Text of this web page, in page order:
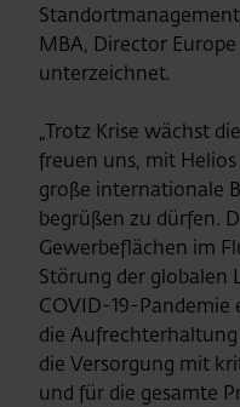
MBA, Director
unterzeichnet.
„Trotz Krise wächst
freuen uns, mit
große internationale
begrüßen zu dürfen.
Gewerbeflächen im
Störung der globalen
COVID-19-Pandemie
die
die Versorgung mit
und für die gesamte